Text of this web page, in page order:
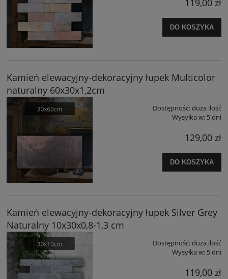
119,00 zł
DO KOSZYKA
Kamień elewacyjny-dekoracyjny łupek Multicolor
naturalny 60x30x1,2cm
Dostępność:duża ilość
Wysyłka w: 5 dni
129,00 zł
DO KOSZYKA
Kamień elewacyjny-dekoracyjny łupek Silver Grey
Naturalny 10x30x0,8-1,3 cm
Dostępność:duża ilość
Wysyłka w: 5 dni
119,00 zł